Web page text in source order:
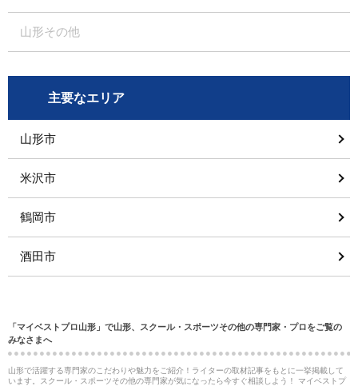
山形その他
主要なエリア
山形市
米沢市
鶴岡市
酒田市
「マイベストプロ山形」で山形、スクール・スポーツその他の専門家・プロをご覧の
みなさまへ
山形で活躍する専門家のこだわりや魅力をご紹介！ライターの取材記事をもとに一挙掲載して
います。スクール・スポーツその他の専門家が気になったら今すぐ相談しよう！ マイベストプ